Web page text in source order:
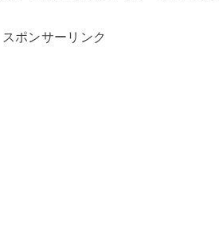
スポンサーリンク